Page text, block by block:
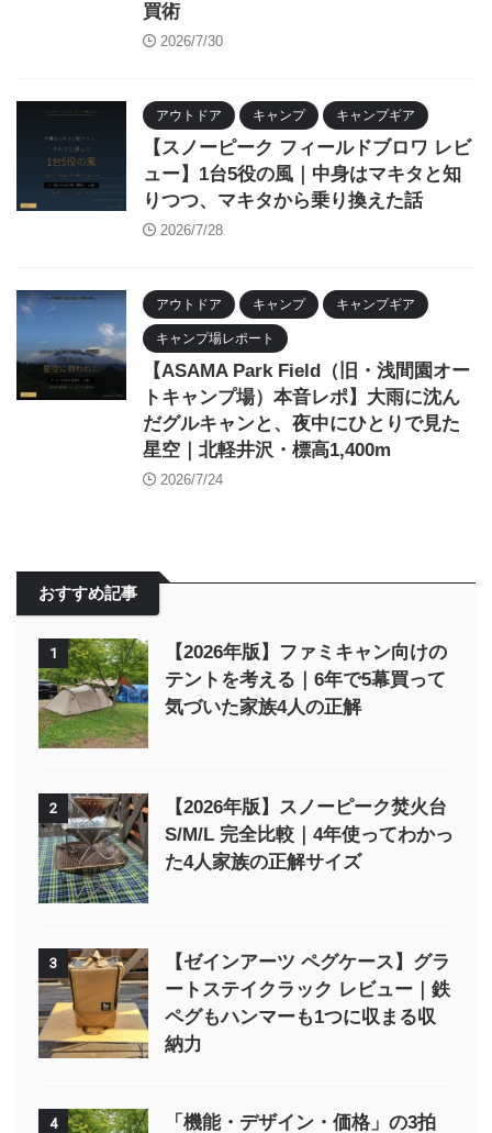
買術
2026/7/30
アウトドア キャンプ キャンプギア
【スノーピーク フィールドブロワ レビ
ュー】1台5役の風｜中身はマキタと知
りつつ、マキタから乗り換えた話
2026/7/28
アウトドア キャンプ キャンプギア
キャンプ場レポート
【ASAMA Park Field（旧・浅間園オー
トキャンプ場）本音レポ】大雨に沈ん
だグルキャンと、夜中にひとりで見た
星空｜北軽井沢・標高1,400m
2026/7/24
おすすめ記事
1
【2026年版】ファミキャン向けの
テントを考える｜6年で5幕買って
気づいた家族4人の正解
2
【2026年版】スノーピーク焚火台
S/M/L 完全比較｜4年使ってわかっ
た4人家族の正解サイズ
3
【ゼインアーツ ペグケース】グラ
ートステイクラック レビュー｜鉄
ペグもハンマーも1つに収まる収
納力
4 「機能・デザイン・価格」の3拍